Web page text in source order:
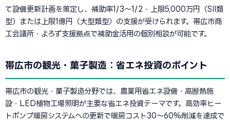
て設備更新計画を策定し、補助率1/3〜1/2・上限5,000万円（SII類
型）または上限1億円（大型類型）の支援が受けられます。帯広市商
工会議所・よろず支援拠点で補助金活用の個別相談が可能です。
帯広市の観光・菓子製造：省エネ投資のポイント
帯広市の観光・菓子製造分野では、農業用省エネ設備・高断熱施
設・LED植物工場照明が主要な省エネ投資テーマです。高効率ヒー
トポンプ暖房システムへの更新で暖房コスト30〜60%削減を達成で